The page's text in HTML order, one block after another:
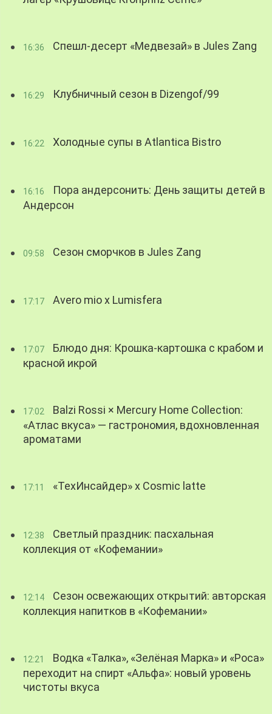
16:36 Спешл-десерт «Медвезай» в Jules Zang
16:29 Клубничный сезон в Dizengof/99
16:22 Холодные супы в Atlantica Bistro
16:16
Пора андерсонить: День защиты детей в
Андерсон
09:58 Сезон сморчков в Jules Zang
17:17 Avero mio x Lumisfera
17:07
Блюдо дня: Крошка-картошка с крабом и
красной икрой
17:02
Balzi Rossi × Mercury Home Collection:
«Атлас вкуса» — гастрономия, вдохновленная
ароматами
17:11 «ТехИнсайдер» х Cosmic latte
12:38
Светлый праздник: пасхальная
коллекция от «Кофемании»
12:14
Сезон освежающих открытий: авторская
коллекция напитков в «Кофемании»
12:21
Водка «Талка», «Зелёная Марка» и «Роса»
переходит на спирт «Альфа»: новый уровень
чистоты вкуса